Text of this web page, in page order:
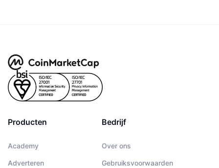
Producten
Academy
Adverteren
Bedrijf
Over ons
Gebruiksvoorwaarden